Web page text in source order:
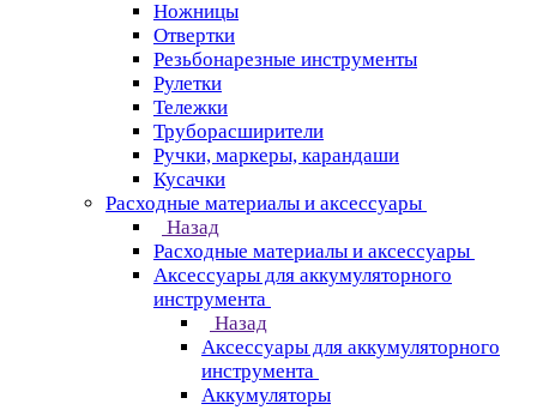
Ножницы
Отвертки
Резьбонарезные инструменты
Рулетки
Тележки
Труборасширители
Ручки, маркеры, карандаши
Кусачки
Расходные материалы и аксессуары
Назад
Расходные материалы и аксессуары
Аксессуары для аккумуляторного
инструмента
Назад
Аксессуары для аккумуляторного
инструмента
Aккумуляторы